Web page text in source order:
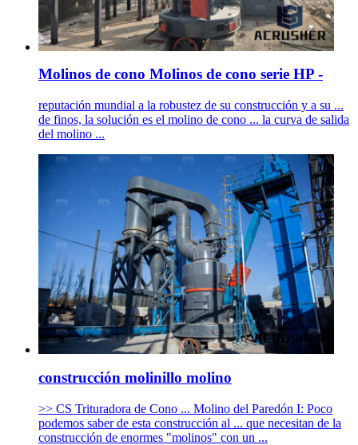
Molinos de cono Molinos de cono serie HP -
reputación mundial a la robustez de su construcción y a su ...
de finos, la solución es el molino de cono ... la curva de salida
del molino ...
construcción molinillo molino
>> CS Trituradora de Cono ... Molino del Paredón I: Poco
podemos saber de esta construcción al ... que necesitan de la
construcción de enormes "molinos" con un ...